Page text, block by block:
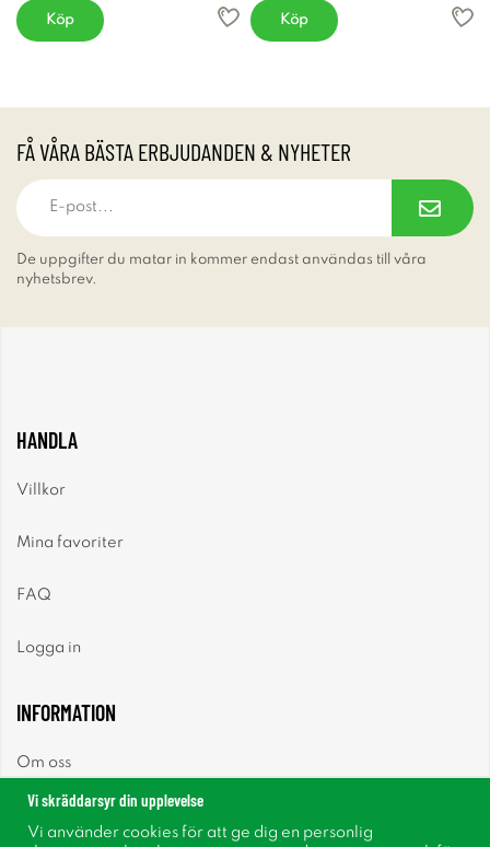
Köp Köp
FÅ VÅRA BÄSTA ERBJUDANDEN & NYHETER
De uppgifter du matar in kommer endast användas till våra
nyhetsbrev.
HANDLA
Villkor
Mina favoriter
FAQ
Logga in
INFORMATION
Om oss
Vi skräddarsyr din upplevelse
Vi använder cookies för att ge dig en personlig